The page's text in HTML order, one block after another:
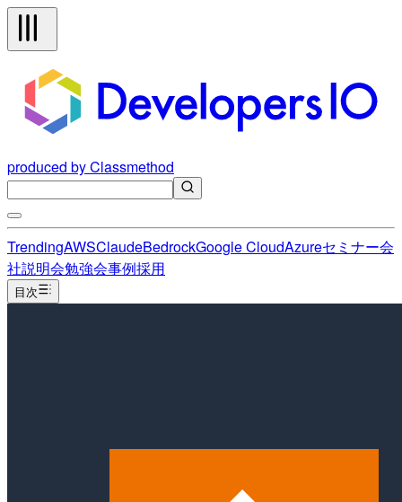
produced by Classmethod
TrendingAWSClaudeBedrockGoogle CloudAzureセミナー会
社説明会勉強会事例採用
目次